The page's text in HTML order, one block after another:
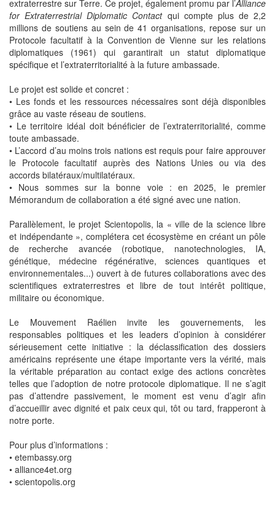
extraterrestre sur Terre. Ce projet, également promu par l’Alliance
for Extraterrestrial Diplomatic Contact qui compte plus de 2,2
millions de soutiens au sein de 41 organisations, repose sur un
Protocole facultatif à la Convention de Vienne sur les relations
diplomatiques (1961) qui garantirait un statut diplomatique
spécifique et l’extraterritorialité à la future ambassade.
Le projet est solide et concret :
• Les fonds et les ressources nécessaires sont déjà disponibles
grâce au vaste réseau de soutiens.
• Le territoire idéal doit bénéficier de l’extraterritorialité, comme
toute ambassade.
• L’accord d’au moins trois nations est requis pour faire approuver
le Protocole facultatif auprès des Nations Unies ou via des
accords bilatéraux/multilatéraux.
• Nous sommes sur la bonne voie : en 2025, le premier
Mémorandum de collaboration a été signé avec une nation.
Parallèlement, le projet Scientopolis, la « ville de la science libre
et indépendante », complétera cet écosystème en créant un pôle
de recherche avancée (robotique, nanotechnologies, IA,
génétique, médecine régénérative, sciences quantiques et
environnementales...) ouvert à de futures collaborations avec des
scientifiques extraterrestres et libre de tout intérêt politique,
militaire ou économique.
Le Mouvement Raélien invite les gouvernements, les
responsables politiques et les leaders d’opinion à considérer
sérieusement cette initiative : la déclassification des dossiers
américains représente une étape importante vers la vérité, mais
la véritable préparation au contact exige des actions concrètes
telles que l’adoption de notre protocole diplomatique. Il ne s’agit
pas d’attendre passivement, le moment est venu d’agir afin
d’accueillir avec dignité et paix ceux qui, tôt ou tard, frapperont à
notre porte.
Pour plus d’informations :
• etembassy.org
• alliance4et.org
• scientopolis.org